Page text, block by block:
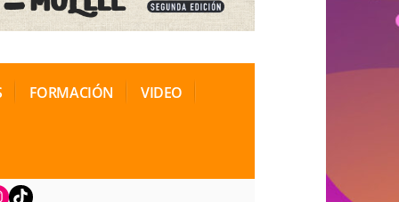
FORMACIÓN VIDEO
TikTok